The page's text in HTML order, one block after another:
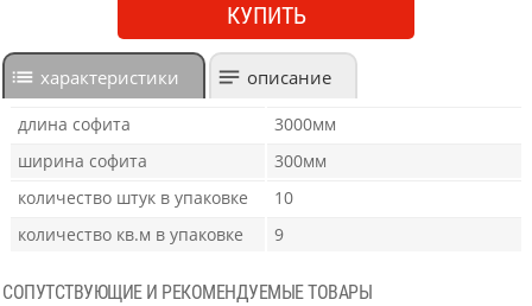
КУПИТЬ
характеристики описание
длина софита
3000мм
ширина софита
300мм
количество штук в упаковке
10
количество кв.м в упаковке
9
СОПУТСТВУЮЩИЕ И РЕКОМЕНДУЕМЫЕ ТОВАРЫ